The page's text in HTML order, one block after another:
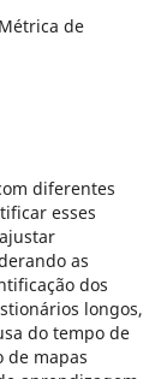
de
diferentes
esses
as
dos
longos,
do tempo de
de mapas